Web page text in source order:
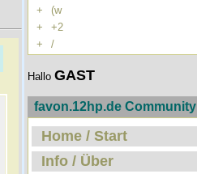
+
(w
+
+2
+
/
Hallo GAST
favon.12hp.de Community
Home / Start
Info / Über